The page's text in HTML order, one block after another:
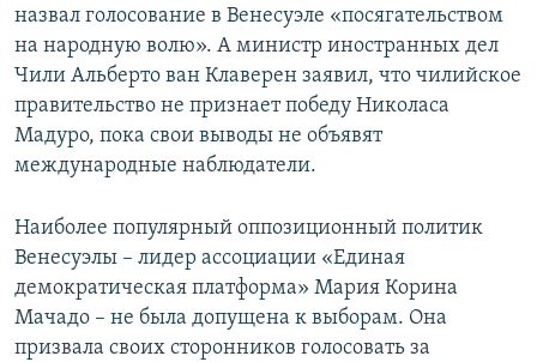
назвал голосование в Венесуэле «посягательством
на народную волю». А министр иностранных дел
Чили Альберто ван Клаверен заявил, что чилийское
правительство не признает победу Николаса
Мадуро, пока свои выводы не объявят
международные наблюдатели.
Наиболее популярный оппозиционный политик
Венесуэлы – лидер ассоциации «Единая
демократическая платформа» Мария Корина
Мачадо – не была допущена к выборам. Она
призвала своих сторонников голосовать за